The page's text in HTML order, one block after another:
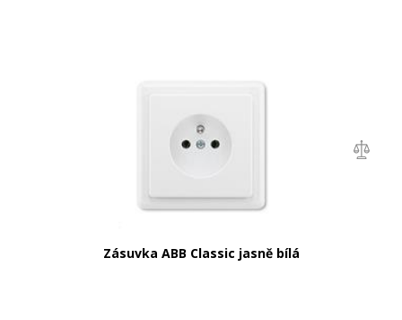
Zásuvka ABB Classic jasně bílá